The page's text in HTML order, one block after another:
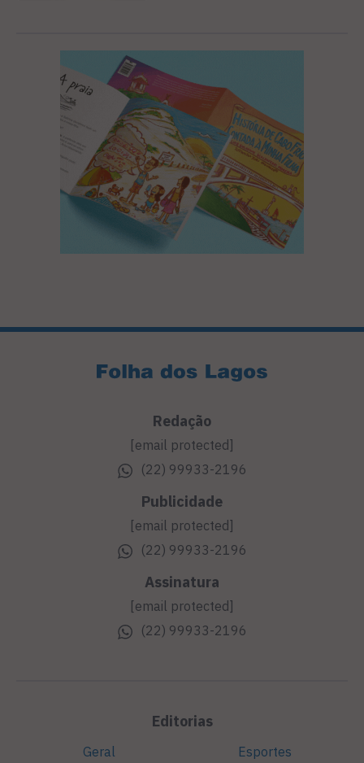
Redação
[email protected]
(22) 99933-2196
Publicidade
[email protected]
(22) 99933-2196
Assinatura
[email protected]
(22) 99933-2196
Editorias
Geral
Esportes